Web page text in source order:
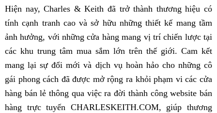
Hiện nay, Charles & Keith đã trở thành thương hiệu có
tính cạnh tranh cao và sở hữu những thiết kế mang tầm
ảnh hưởng, với những cửa hàng mang vị trí chiến lược tại
các khu trung tâm mua sắm lớn trên thế giới. Cam kết
mang lại sự đổi mới và dịch vụ hoàn hảo cho những cô
gái phong cách đã được mở rộng ra khỏi phạm vi các cửa
hàng bán lẻ thông qua việc ra đời thành công website bán
hàng trực tuyến CHARLESKEITH.COM, giúp thương